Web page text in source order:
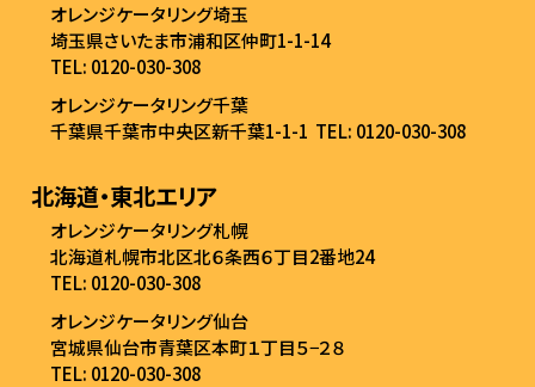
オレンジケータリング埼玉
埼玉県さいたま市浦和区仲町1-1-14
TEL: 0120-030-308
オレンジケータリング千葉
千葉県千葉市中央区新千葉1-1-1 TEL: 0120-030-308
北海道・東北エリア
オレンジケータリング札幌
北海道札幌市北区北６条西６丁目2番地24
TEL: 0120-030-308
オレンジケータリング仙台
宮城県仙台市青葉区本町１丁目５−２８
TEL: 0120-030-308